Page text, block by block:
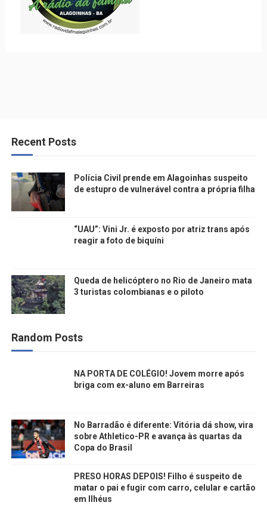
Recent Posts
Polícia Civil prende em Alagoinhas suspeito
de estupro de vulnerável contra a própria filha
“UAU”: Vini Jr. é exposto por atriz trans após
reagir a foto de biquíni
Queda de helicóptero no Rio de Janeiro mata
3 turistas colombianas e o piloto
Random Posts
NA PORTA DE COLÉGIO! Jovem morre após
briga com ex-aluno em Barreiras
No Barradão é diferente: Vitória dá show, vira
sobre Athletico-PR e avança às quartas da
Copa do Brasil
PRESO HORAS DEPOIS! Filho é suspeito de
matar o pai e fugir com carro, celular e cartão
em Ilhéus